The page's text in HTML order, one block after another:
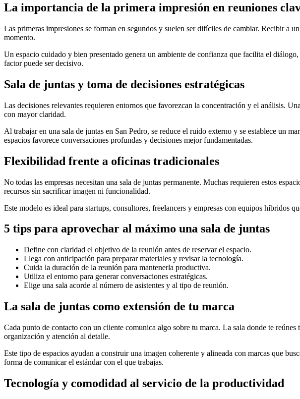
La importancia de la primera impresión en reuniones
Las primeras impresiones se forman en segundos y suelen ser difíciles de cambiar. Recibir a
momento.
Un espacio cuidado y bien presentado genera un ambiente de confianza que facilita el
factor puede ser decisivo.
Sala de juntas y toma de decisiones estratégicas
Las decisiones relevantes requieren entornos que favorezcan la concentración y el análisis.
con mayor claridad.
Al trabajar en una sala de juntas en San Pedro, se reduce el ruido externo y se establece un
espacios favorece conversaciones profundas y decisiones mejor fundamentadas.
Flexibilidad frente a oficinas tradicionales
No todas las empresas necesitan una sala de juntas permanente. Muchas requieren estos
recursos sin sacrificar imagen ni funcionalidad.
Este modelo es ideal para startups, consultores, freelancers y empresas con equipos híbridos
5 tips para aprovechar al máximo una sala de juntas
Define con claridad el objetivo de la reunión antes de reservar el espacio.
Llega con anticipación para preparar materiales y revisar la tecnología.
Cuida la duración de la reunión para mantenerla productiva.
Utiliza el entorno para generar conversaciones estratégicas.
Elige una sala acorde al número de asistentes y al tipo de reunión.
La sala de juntas como extensión de tu marca
Cada punto de contacto con un cliente comunica algo sobre tu marca. La sala donde te
organización y atención al detalle.
Este tipo de espacios ayudan a construir una imagen coherente y alineada con marcas que
forma de comunicar el estándar con el que trabajas.
Tecnología y comodidad al servicio de la productividad